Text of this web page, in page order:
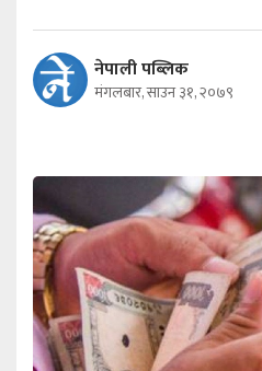
नेपाली पब्लिक
मंगलबार, साउन ३१, २०७९